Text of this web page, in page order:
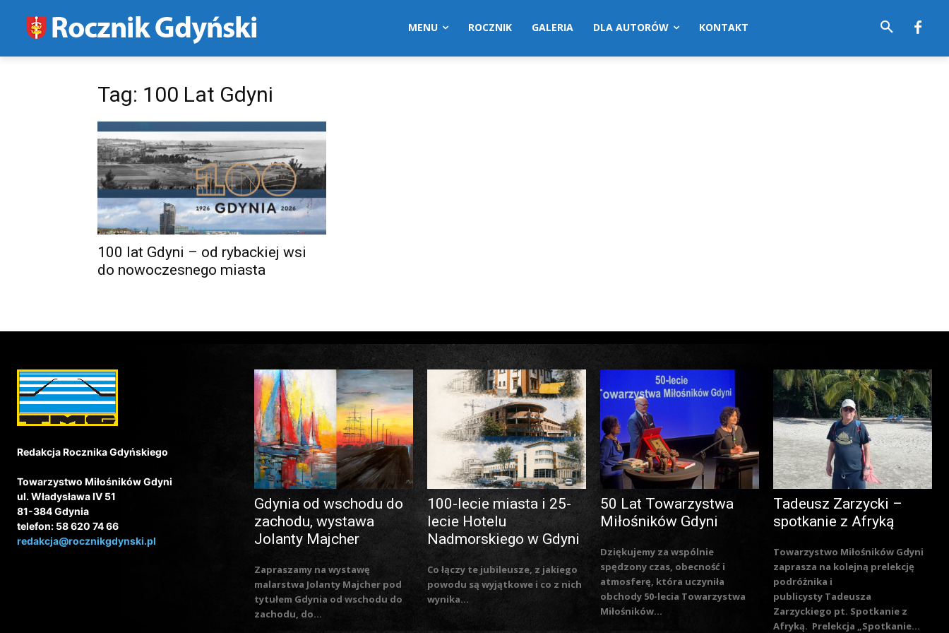
MENU ROCZNIK GALERIA DLA AUTORÓW KONTAKT
Tag: 100 Lat Gdyni
100 lat Gdyni – od rybackiej wsi
do nowoczesnego miasta
Redakcja Rocznika Gdyńskiego
Towarzystwo Miłośników Gdyni
ul. Władysława IV 51
81-384 Gdynia
telefon: 58 620 74 66
redakcja@rocznikgdynski.pl
Gdynia od wschodu do
zachodu, wystawa
Jolanty Majcher
Zapraszamy na wystawę
malarstwa Jolanty Majcher pod
tytułem Gdynia od wschodu do
zachodu, do...
100-lecie miasta i 25-
lecie Hotelu
Nadmorskiego w Gdyni
Co łączy te jubileusze, z jakiego
powodu są wyjątkowe i co z nich
wynika...
50 Lat Towarzystwa
Miłośników Gdyni
Dziękujemy za wspólnie
spędzony czas, obecność i
atmosferę, która uczyniła
obchody 50-lecia Towarzystwa
Miłośników...
Tadeusz Zarzycki –
spotkanie z Afryką
Towarzystwo Miłośników Gdyni
zaprasza na kolejną prelekcję
podróżnika i
publicysty Tadeusza
Zarzyckiego pt. Spotkanie z
Afryką. Prelekcja „Spotkanie...